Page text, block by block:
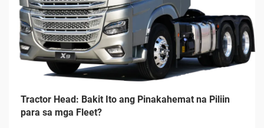
Tractor Head: Bakit Ito ang Pinakahemat na Piliin
para sa mga Fleet?